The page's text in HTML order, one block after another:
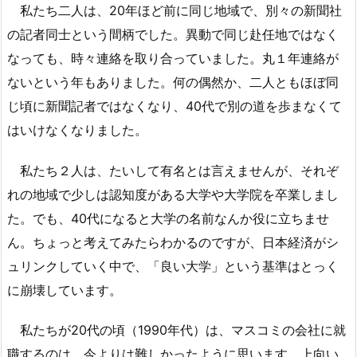
私たち二人は、20年ほど前に同じ地域で、別々の新聞社
の記者同士という間柄でした。異動で同じ赴任地ではなく
なっても、時々連絡を取り合っていました。丸１年連絡が
ないという年もありました。何の偶然か、二人ともほぼ同
じ頃に新聞記者ではなくなり、40代で別の道を歩まなくて
はいけなくなりました。
私たち２人は、たいして有名とは言えませんが、それぞ
れの地域で少しは認知度がある大学や大学院を卒業しまし
た。でも、40代になると大学の名前なんか役に立ちませ
ん。ちょっと考えてみたらわかるのですが、日本経済がシ
ュリンクしていく中で、「良い大学」という基準はとっく
に崩壊しています。
私たちが20代の頃（1990年代）は、マスコミの会社に就